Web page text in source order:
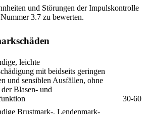
und Störungen der Impulskontrolle
3.7 zu bewerten.
leichte
mit beidseits geringen
und sensiblen Ausfällen, ohne
Blasen- und
30-60
Brustmark-, Lendenmark-